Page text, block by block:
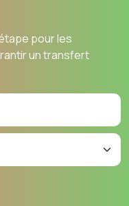
pour les
un transfert